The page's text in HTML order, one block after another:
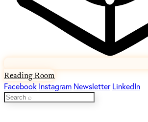
Reading Room
Facebook Instagram Newsletter LinkedIn